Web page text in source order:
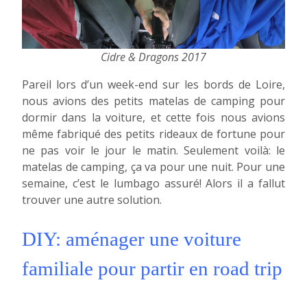
Cidre & Dragons 2017
Pareil lors d’un week-end sur les bords de Loire,
nous avions des petits matelas de camping pour
dormir dans la voiture, et cette fois nous avions
même fabriqué des petits rideaux de fortune pour
ne pas voir le jour le matin. Seulement voilà: le
matelas de camping, ça va pour une nuit. Pour une
semaine, c’est le lumbago assuré! Alors il a fallut
trouver une autre solution.
DIY: aménager une voiture
familiale pour partir en road trip